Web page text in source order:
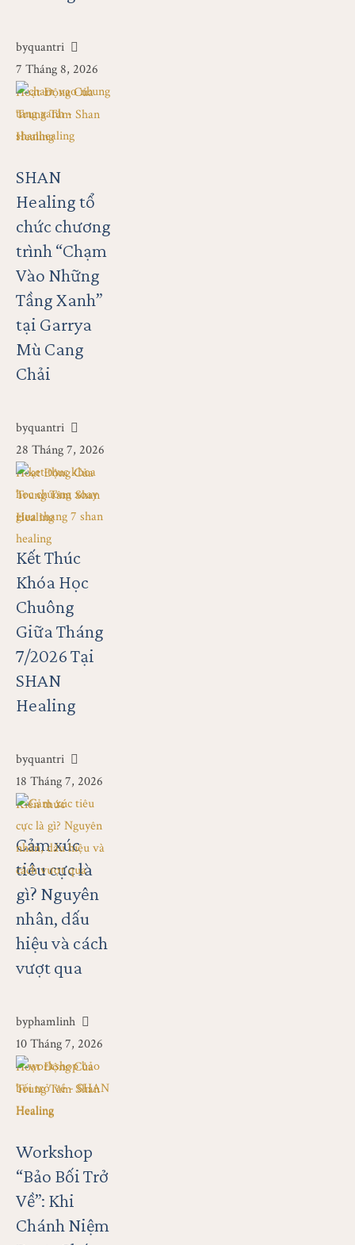
byquantri
7 Tháng 8, 2026
Hoạt Động Của
Trung Tâm Shan
Healing
SHAN
Healing tổ
chức chương
trình “Chạm
Vào Những
Tầng Xanh”
tại Garrya
Mù Cang
Chải
byquantri
28 Tháng 7, 2026
Hoạt Động Của
Trung Tâm Shan
Healing
Kết Thúc
Khóa Học
Chuông
Giữa Tháng
7/2026 Tại
SHAN
Healing
byquantri
18 Tháng 7, 2026
Kiến thức
Cảm xúc
tiêu cực là
gì? Nguyên
nhân, dấu
hiệu và cách
vượt qua
byphamlinh
10 Tháng 7, 2026
Hoạt Động Của
Trung Tâm Shan
Healing
Workshop
“Bảo Bối Trở
Về”: Khi
Chánh Niệm